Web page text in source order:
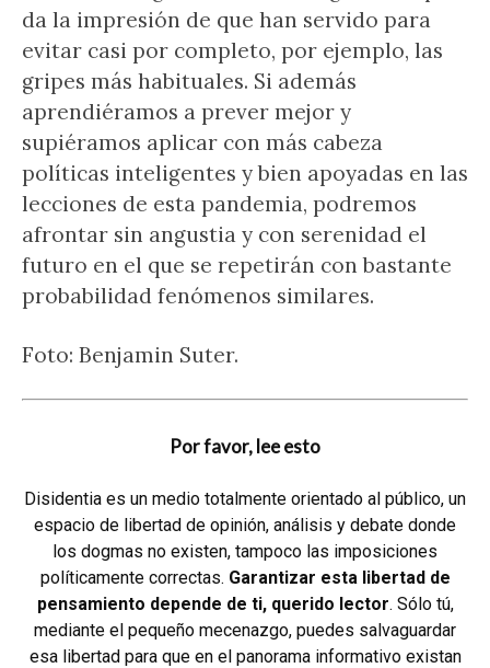
da la impresión de que han servido para
evitar casi por completo, por ejemplo, las
gripes más habituales. Si además
aprendiéramos a prever mejor y
supiéramos aplicar con más cabeza
políticas inteligentes y bien apoyadas en las
lecciones de esta pandemia, podremos
afrontar sin angustia y con serenidad el
futuro en el que se repetirán con bastante
probabilidad fenómenos similares.
Foto: Benjamin Suter.
Por favor, lee esto
Disidentia es un medio totalmente orientado al público, un
espacio de libertad de opinión, análisis y debate donde
los dogmas no existen, tampoco las imposiciones
políticamente correctas. Garantizar esta libertad de
pensamiento depende de ti, querido lector. Sólo tú,
mediante el pequeño mecenazgo, puedes salvaguardar
esa libertad para que en el panorama informativo existan